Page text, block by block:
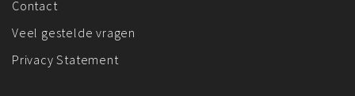
Contact
Veel gestelde vragen
Privacy Statement